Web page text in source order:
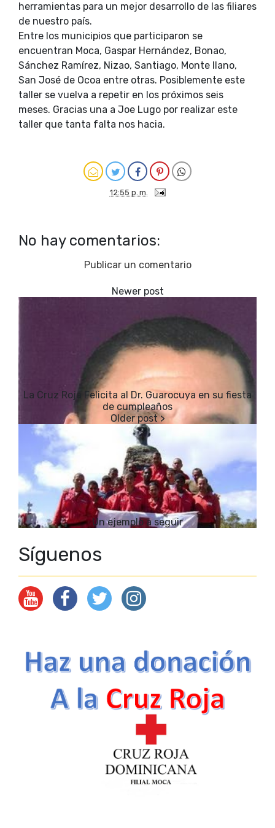
herramientas para un mejor desarrollo de las filiares
de nuestro país.
Entre los municipios que participaron se
encuentran Moca, Gaspar Hernández, Bonao,
Sánchez Ramírez, Nizao, Santiago, Monte llano,
San José de Ocoa entre otras. Posiblemente este
taller se vuelva a repetir en los próximos seis
meses. Gracias una a Joe Lugo por realizar este
taller que tanta falta nos hacia.
12:55 p. m.
No hay comentarios:
Publicar un comentario
La Cruz Roja Felicita al Dr. Guarocuya en su fiesta
de cumpleaños
Un ejemplo a seguir
Síguenos